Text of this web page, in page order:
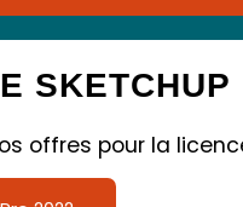
SKETCHUP
offres pour la